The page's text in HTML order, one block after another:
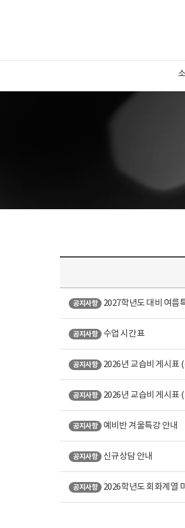
공지사항 2027학년도 대비 여름
공지사항 수업 시간표
공지사항 2026년 교습비 게시표
공지사항 2026년 교습비 게시표
공지사항 예비반 겨울특강 안내
공지사항 신규상담 안내
공지사항 2026학년도 회화계열